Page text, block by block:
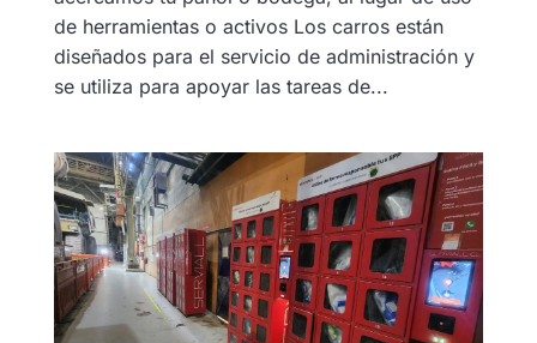
de herramientas o activos Los carros están
diseñados para el servicio de administración y
se utiliza para apoyar las tareas de...